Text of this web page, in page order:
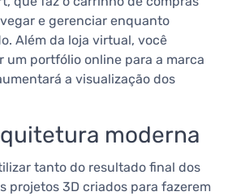
e gerenciar enquanto
Além da loja virtual, você
um portfólio online para a marca
a visualização dos
moderna
tanto do resultado final dos
projetos 3D criados para fazerem